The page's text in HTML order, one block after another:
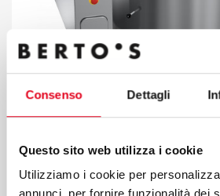
Consenso Dettagli
Questo sito web utilizza i cookie
Utilizziamo i cookie per
PENTOLA RIBALTABILE
INDIRETTO VAPORE 200 L
Mod. 9P20IRV Cod. 20816500